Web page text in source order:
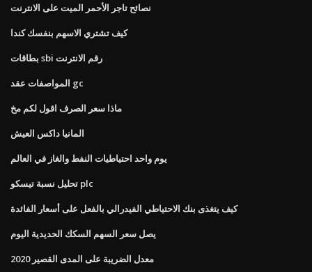
نصائح تاجر الأحمر الميت على الانترنت
كيف تشتري الاسهم بنفسك كندا
بطاقات sbi رقم الانترنت
المواصفات عقد gc
ماذا سعر الصرف اقول لكم مخ
المانيا داكس العيش
يوم واحد احتياطيات النفط والغاز في العالم
تحليل نسبة تيسكو plc
كيف يتغذى بنك الاحتياطي الفيدرالي بالفعل على أسعار الفائدة
يصل سعر السهم السكك الحديدية اليوم
معدل الضريبة على المدى القصير 2020